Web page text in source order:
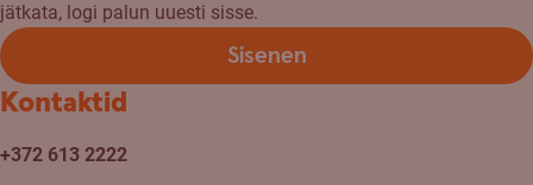
jätkata, logi palun uuesti sisse.
Sisenen
Kontaktid
+372 613 2222